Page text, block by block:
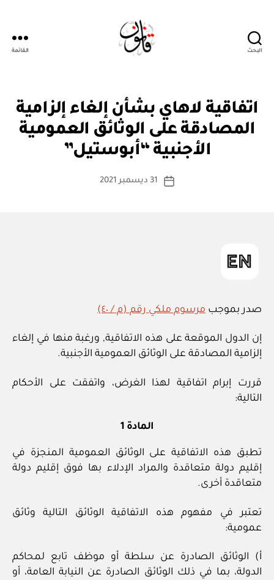
البحث القائمة
التصنيفات
اتفاقية لاهاي بشأن إلغاء إلزامية
المصادقة على الوثائق العمومية
الأجنبية “أبوستيل”
كاتب
بو
س
ة
تاريخ
31 ديسمبر 2021
صدر بموجب مرسوم ملكي رقم (م / ٤٠)
إن الدول الموقعة على هذه الاتفاقية, ورغبة منها في إلغاء
إلزامية المصادقة على الوثائق العمومية الأجنبية.
قررت إبرام اتفاقية لهذا الغرض، واتفقت على الأحكام
التالية:
المادة 1
تطبق هذه الاتفاقية على الوثائق العمومية المنجزة في
إقليم دولة متعاقدة والمراد الإدلاء بها فوق إقليم دولة
متعاقدة أخرى.
تعتبر في مفهوم هذه الاتفاقية الوثائق التالية وثائق
عمومية:
أ) الوثائق الصادرة عن سلطة أو موظف تابع لمحاكم
الدولة، بما في ذلك الوثائق الصادرة عن النيابة العامة، أو